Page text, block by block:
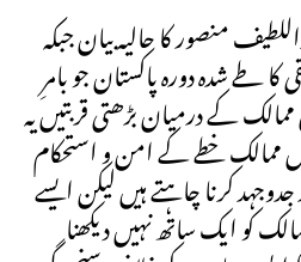
منصور کا حالیہ بیان جبکہ
طے شدہ دورہ پاکستان جو بامرِ
کے درمیان بڑھتی قربتیں یہ
ممالک خطے کے امن و استحکام
کرنا چاہتے ہیں لیکن ایسے
کو ایک ساتھ نہیں دیکھنا